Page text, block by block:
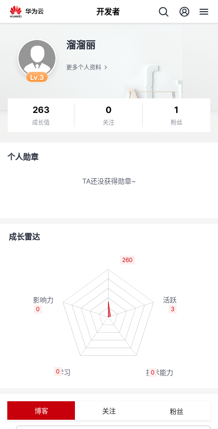
开发者
者
动
关
我
的
我
Lv.3
溜溜丽
更多个人资料
263
成长值
0
关注
1
粉丝
个人勋章
TA还没获得勋章~
成长雷达
260
3
0
0
0
博客 关注 粉丝